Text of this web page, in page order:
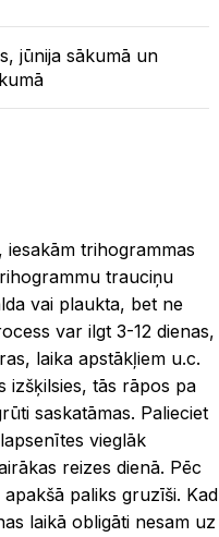
jūnija sākumā un
trihogrammas
trauciņu
vai plaukta, bet ne
var ilgt 3-12 dienas,
laika apstākļiem u.c.
izšķilsies, tās rāpos pa
saskatāmas. Palieciet
vieglāk
reizes dienā. Pēc
paliks gruzīši. Kad
laikā obligāti nesam uz